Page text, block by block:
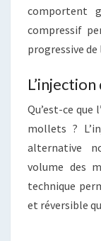
comportent
compressif
progressive de
Qu’est-ce que
mollets ?
alternative
volume des
technique
et réversible